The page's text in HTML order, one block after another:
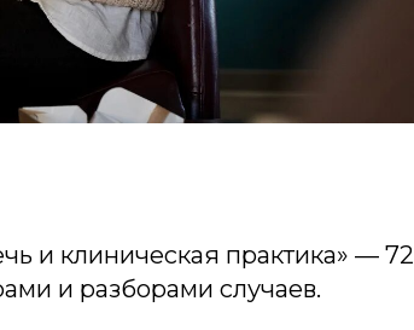
и клиническая практика» — 72
и разборами случаев.